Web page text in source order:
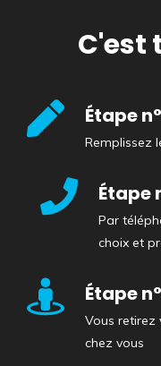
C'est
Étape
Remplissez
Étape
Par
choix et
Étape
Vous retirez
chez vous